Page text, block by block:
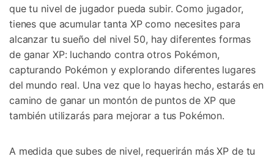
que tu nivel de jugador pueda subir. Como jugador,
tienes que acumular tanta XP como necesites para
alcanzar tu sueño del nivel 50, hay diferentes formas
de ganar XP: luchando contra otros Pokémon,
capturando Pokémon y explorando diferentes lugares
del mundo real. Una vez que lo hayas hecho, estarás en
camino de ganar un montón de puntos de XP que
también utilizarás para mejorar a tus Pokémon.
A medida que subes de nivel, requerirán más XP de tu